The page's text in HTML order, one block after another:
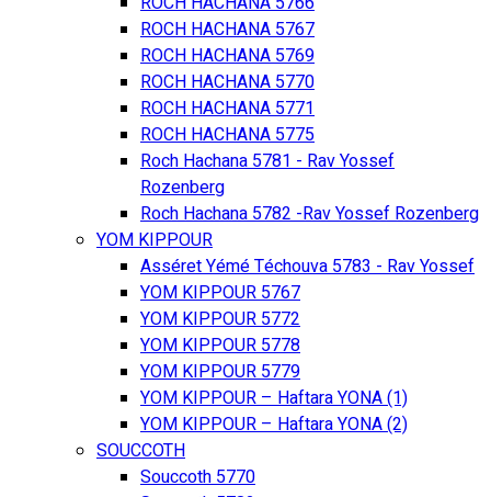
ROCH HACHANA 5767
ROCH HACHANA 5769
ROCH HACHANA 5770
ROCH HACHANA 5771
ROCH HACHANA 5775
Roch Hachana 5781 - Rav Yossef
Rozenberg
Roch Hachana 5782 -Rav Yossef Rozenberg
YOM KIPPOUR
Asséret Yémé Téchouva 5783 - Rav Yossef
YOM KIPPOUR 5767
YOM KIPPOUR 5772
YOM KIPPOUR 5778
YOM KIPPOUR 5779
YOM KIPPOUR – Haftara YONA (1)
YOM KIPPOUR – Haftara YONA (2)
SOUCCOTH
Souccoth 5770